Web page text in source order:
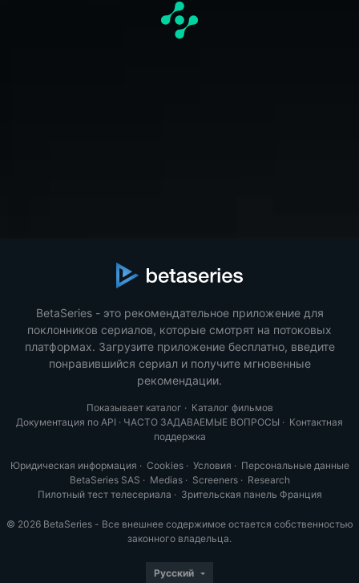
BetaSeries - это рекомендательное приложение для
поклонников сериалов, которые смотрят на потоковых
платформах. Загрузите приложение бесплатно, введите
понравившийся сериал и получите мгновенные
рекомендации.
Показывает каталог · Каталог фильмов
Документация по API · ЧАСТО ЗАДАВАЕМЫЕ ВОПРОСЫ · Контактная
поддержка
Юридическая информация · Cookies· Условия · Персональные данные
BetaSeries SAS · Medias· Screeners· Research
Пилотный тест телесериала · Зрительская панель Франция
© 2026 BetaSeries - Все внешнее содержимое остается собственностью
законного владельца.
Русский